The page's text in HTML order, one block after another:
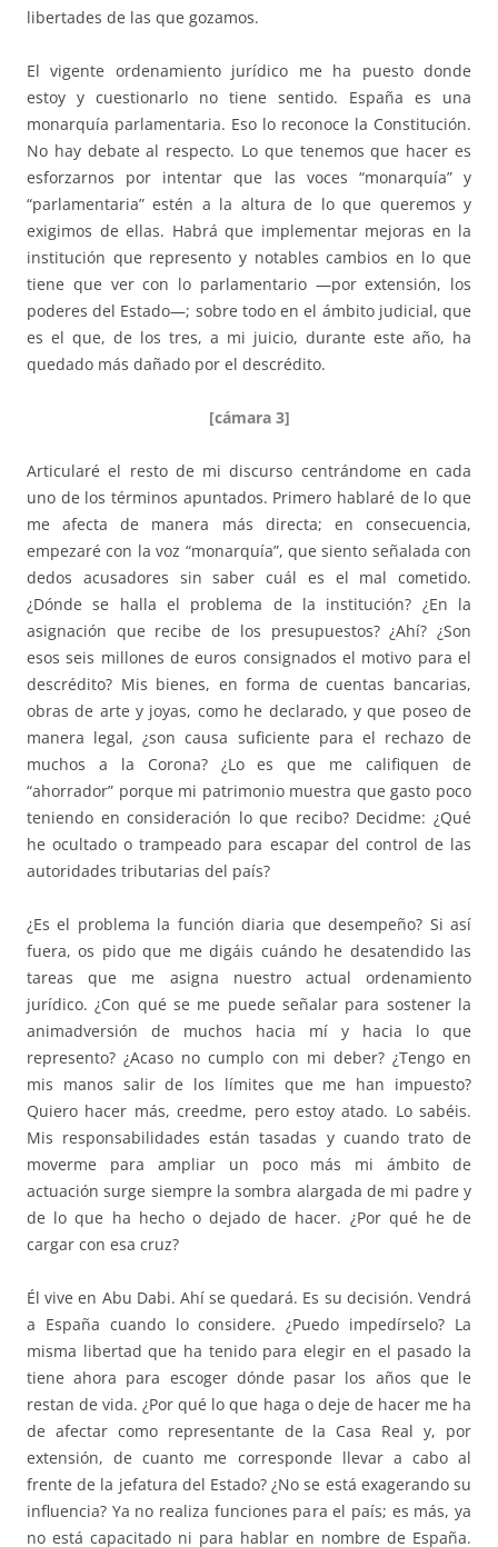
libertades de las que gozamos.
El vigente ordenamiento jurídico me ha puesto donde
estoy y cuestionarlo no tiene sentido. España es una
monarquía parlamentaria. Eso lo reconoce la Constitución.
No hay debate al respecto. Lo que tenemos que hacer es
esforzarnos por intentar que las voces “monarquía” y
“parlamentaria” estén a la altura de lo que queremos y
exigimos de ellas. Habrá que implementar mejoras en la
institución que represento y notables cambios en lo que
tiene que ver con lo parlamentario —por extensión, los
poderes del Estado—; sobre todo en el ámbito judicial, que
es el que, de los tres, a mi juicio, durante este año, ha
quedado más dañado por el descrédito.
[cámara 3]
Articularé el resto de mi discurso centrándome en cada
uno de los términos apuntados. Primero hablaré de lo que
me afecta de manera más directa; en consecuencia,
empezaré con la voz “monarquía”, que siento señalada con
dedos acusadores sin saber cuál es el mal cometido.
¿Dónde se halla el problema de la institución? ¿En la
asignación que recibe de los presupuestos? ¿Ahí? ¿Son
esos seis millones de euros consignados el motivo para el
descrédito? Mis bienes, en forma de cuentas bancarias,
obras de arte y joyas, como he declarado, y que poseo de
manera legal, ¿son causa suficiente para el rechazo de
muchos a la Corona? ¿Lo es que me califiquen de
“ahorrador” porque mi patrimonio muestra que gasto poco
teniendo en consideración lo que recibo? Decidme: ¿Qué
he ocultado o trampeado para escapar del control de las
autoridades tributarias del país?
¿Es el problema la función diaria que desempeño? Si así
fuera, os pido que me digáis cuándo he desatendido las
tareas que me asigna nuestro actual ordenamiento
jurídico. ¿Con qué se me puede señalar para sostener la
animadversión de muchos hacia mí y hacia lo que
represento? ¿Acaso no cumplo con mi deber? ¿Tengo en
mis manos salir de los límites que me han impuesto?
Quiero hacer más, creedme, pero estoy atado. Lo sabéis.
Mis responsabilidades están tasadas y cuando trato de
moverme para ampliar un poco más mi ámbito de
actuación surge siempre la sombra alargada de mi padre y
de lo que ha hecho o dejado de hacer. ¿Por qué he de
cargar con esa cruz?
Él vive en Abu Dabi. Ahí se quedará. Es su decisión. Vendrá
a España cuando lo considere. ¿Puedo impedírselo? La
misma libertad que ha tenido para elegir en el pasado la
tiene ahora para escoger dónde pasar los años que le
restan de vida. ¿Por qué lo que haga o deje de hacer me ha
de afectar como representante de la Casa Real y, por
extensión, de cuanto me corresponde llevar a cabo al
frente de la jefatura del Estado? ¿No se está exagerando su
influencia? Ya no realiza funciones para el país; es más, ya
no está capacitado ni para hablar en nombre de España.